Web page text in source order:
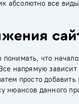
абсолютно все
что
напрямую зависит
просто добавить
нюансов данного